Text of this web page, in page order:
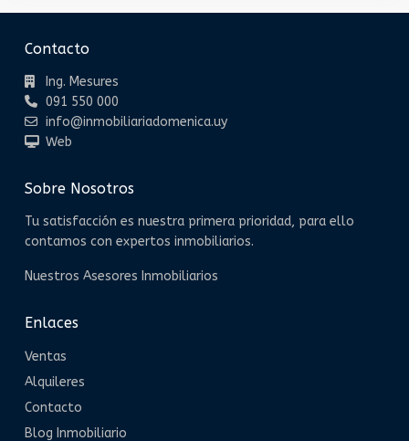
Contacto
Ing. Mesures
091 550 000
info@inmobiliariadomenica.uy
Web
Sobre Nosotros
Tu satisfacción es nuestra primera prioridad, para ello
contamos con expertos inmobiliarios.
Nuestros Asesores Inmobiliarios
Enlaces
Ventas
Alquileres
Contacto
Blog Inmobiliario